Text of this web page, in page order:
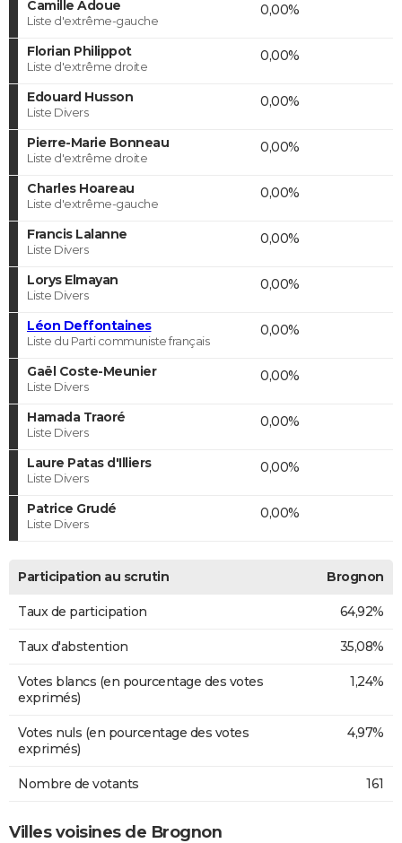
Camille Adoue
Liste d'extrême-gauche
0,00%
Florian Philippot
Liste d'extrême droite
0,00%
Edouard Husson
Liste Divers
0,00%
Pierre-Marie Bonneau
Liste d'extrême droite
0,00%
Charles Hoareau
Liste d'extrême-gauche
0,00%
Francis Lalanne
Liste Divers
0,00%
Lorys Elmayan
Liste Divers
0,00%
Léon Deffontaines
Liste du Parti communiste français
0,00%
Gaël Coste-Meunier
Liste Divers
0,00%
Hamada Traoré
Liste Divers
0,00%
Laure Patas d'Illiers
Liste Divers
0,00%
Patrice Grudé
Liste Divers
0,00%
Participation au scrutin Brognon
Taux de participation 64,92%
Taux d'abstention 35,08%
Votes blancs (en pourcentage des votes
exprimés)
1,24%
Votes nuls (en pourcentage des votes
exprimés)
4,97%
Nombre de votants 161
Villes voisines de Brognon